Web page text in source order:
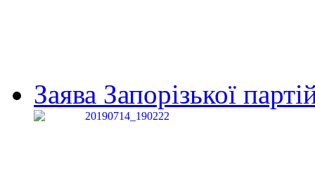
Заява Запорізької